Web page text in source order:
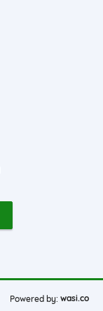
Powered by: wasi.co